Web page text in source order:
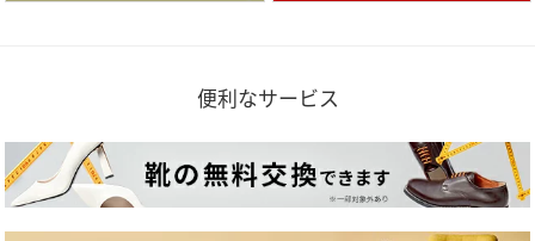
便利なサービス